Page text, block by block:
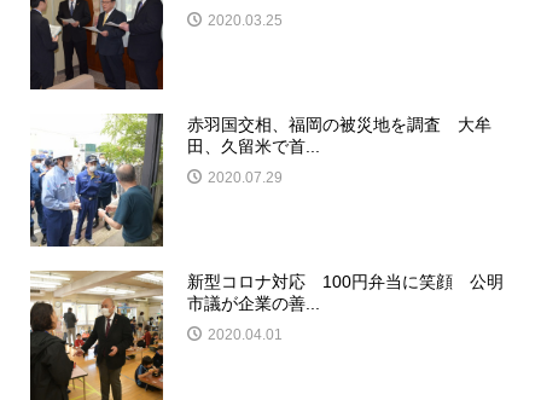
2020.03.25
赤羽国交相、福岡の被災地を調査 大牟
田、久留米で首...
2020.07.29
新型コロナ対応 100円弁当に笑顔 公明
市議が企業の善...
2020.04.01